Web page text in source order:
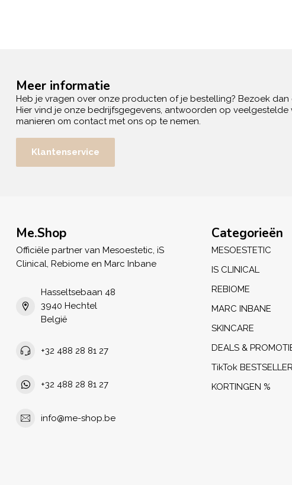
Meer informatie
Heb je vragen over onze producten of je bestelling? Bezoek
Hier vind je onze bedrijfsgegevens, antwoorden op
manieren om contact met ons op te nemen.
Klantenservice
Me.Shop
Officiële partner van Mesoestetic, iS
Clinical, Rebiome en Marc Inbane
Hasseltsebaan 48
3940 Hechtel
België
+32 488 28 81 27
+32 488 28 81 27
info@me-shop.be
Categorieën
MESOESTETIC
IS CLINICAL
REBIOME
MARC INBANE
SKINCARE
DEALS &
TikTok
KORTINGEN %